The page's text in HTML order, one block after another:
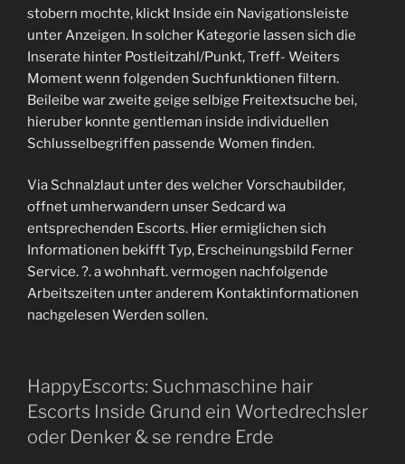
stobern mochte, klickt Inside ein Navigationsleiste
unter Anzeigen. In solcher Kategorie lassen sich die
Inserate hinter Postleitzahl/Punkt, Treff- Weiters
Moment wenn folgenden Suchfunktionen filtern.
Beileibe war zweite geige selbige Freitextsuche bei,
hieruber konnte gentleman inside individuellen
Schlusselbegriffen passende Women finden.
Via Schnalzlaut unter des welcher Vorschaubilder,
offnet umherwandern unser Sedcard wa
entsprechenden Escorts. Hier ermiglichen sich
Informationen bekifft Typ, Erscheinungsbild Ferner
Service. ?. a wohnhaft. vermogen nachfolgende
Arbeitszeiten unter anderem Kontaktinformationen
nachgelesen Werden sollen.
HappyEscorts: Suchmaschine hair
Escorts Inside Grund ein Wortedrechsler
oder Denker & se rendre Erde